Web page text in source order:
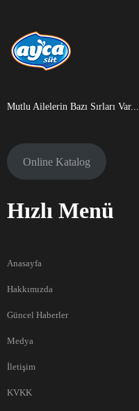
Mutlu Ailelerin Bazı Sırları Var...
Online Katalog
Hızlı Menü
Anasayfa
Hakkımızda
Güncel Haberler
Medya
İletişim
KVKK